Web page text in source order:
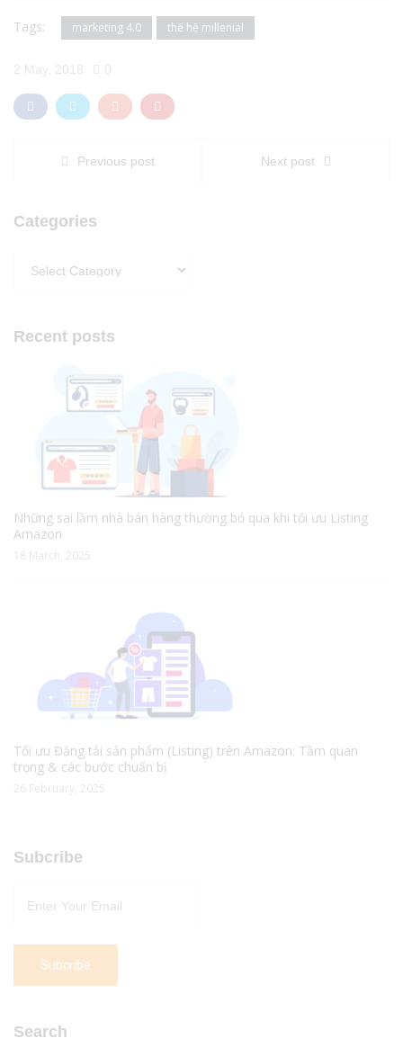
Tags: marketing 4.0 thế hệ millenial
2 May, 2018 0
Previous post Next post
Categories
Recent posts
Những sai lầm nhà bán hàng thường bỏ qua khi tối ưu Listing
Amazon
18 March, 2025
Tối ưu Đăng tải sản phẩm (Listing) trên Amazon: Tầm quan
trọng & các bước chuẩn bị
26 February, 2025
Subcribe
Search